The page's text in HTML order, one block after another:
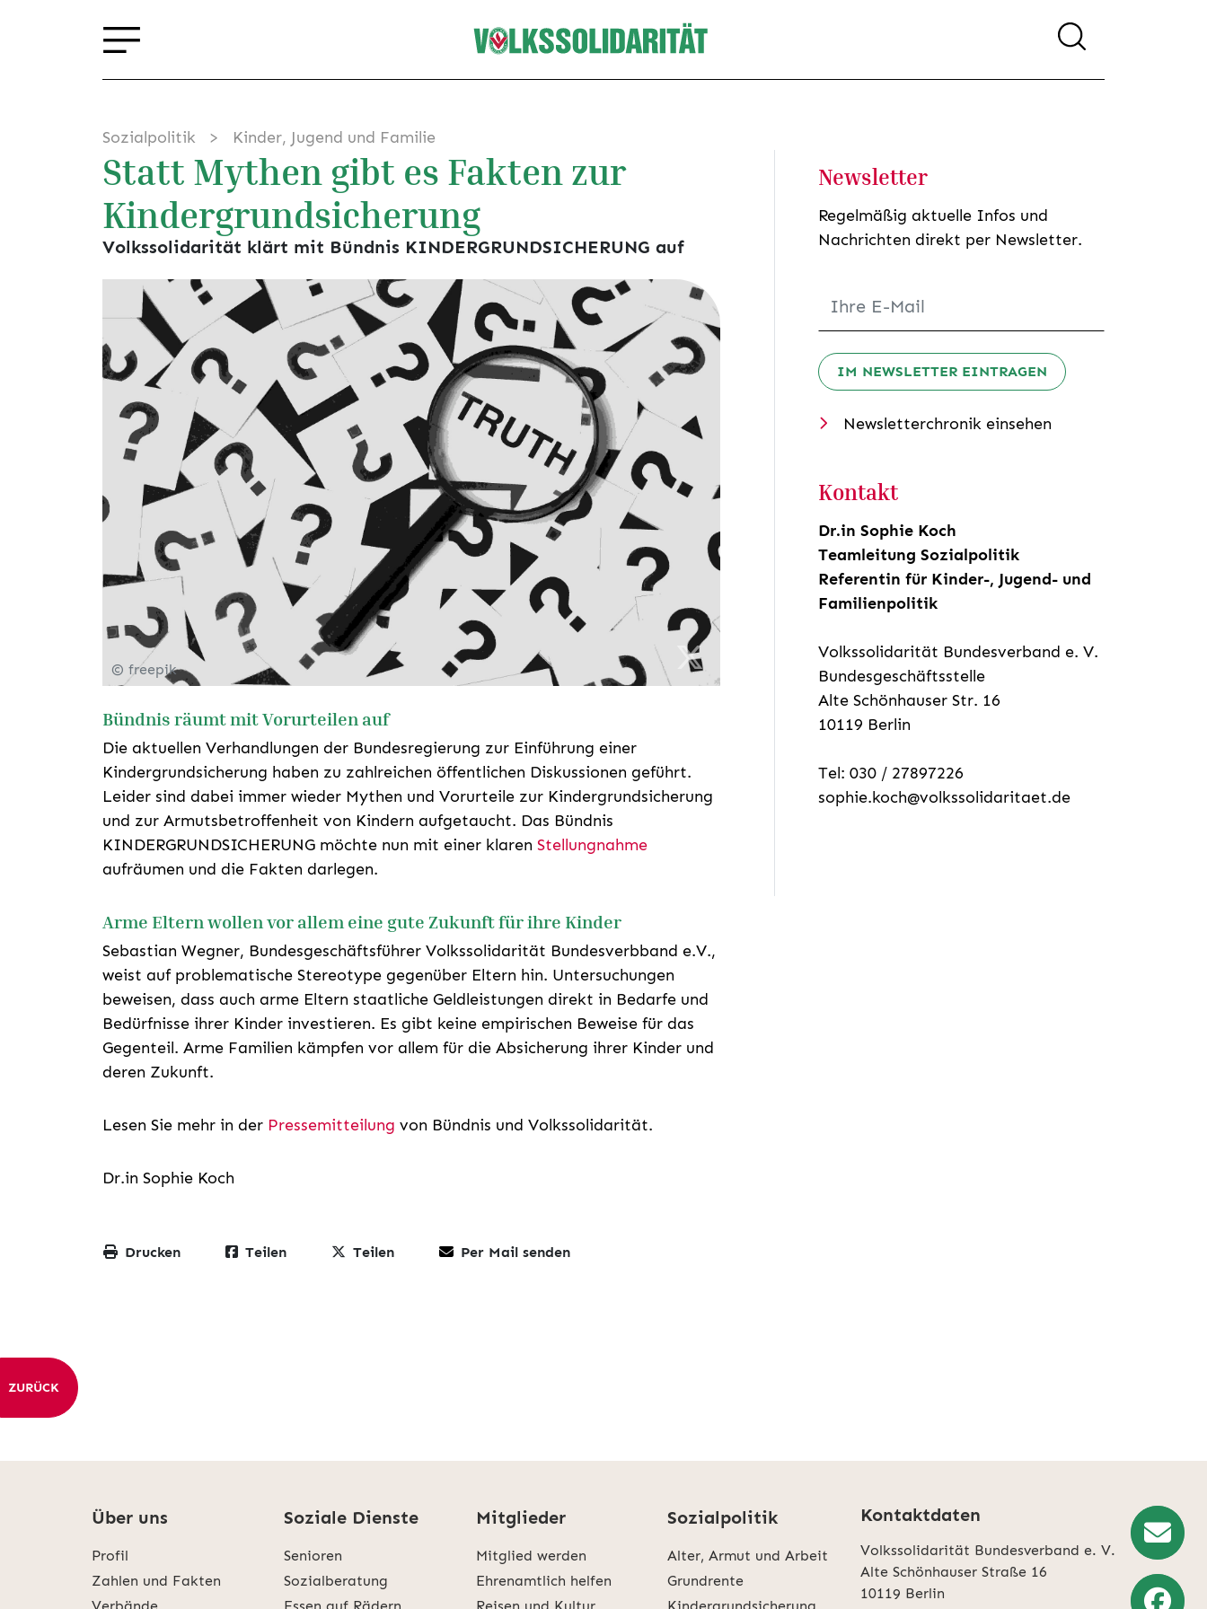
Sozialpolitik Kinder, Jugend und Familie
Statt Mythen gibt es Fakten zur
Kindergrundsicherung
Volkssolidarität klärt mit Bündnis KINDERGRUNDSICHERUNG auf
© freepik
Bündnis räumt mit Vorurteilen auf
Die aktuellen Verhandlungen der Bundesregierung zur Einführung einer
Kindergrundsicherung haben zu zahlreichen öffentlichen Diskussionen geführt.
Leider sind dabei immer wieder Mythen und Vorurteile zur Kindergrundsicherung
und zur Armutsbetroffenheit von Kindern aufgetaucht. Das Bündnis
KINDERGRUNDSICHERUNG möchte nun mit einer klaren Stellungnahme
aufräumen und die Fakten darlegen.
Arme Eltern wollen vor allem eine gute Zukunft für ihre Kinder
Sebastian Wegner, Bundesgeschäftsführer Volkssolidarität Bundesverbband e.V.,
weist auf problematische Stereotype gegenüber Eltern hin. Untersuchungen
beweisen, dass auch arme Eltern staatliche Geldleistungen direkt in Bedarfe und
Bedürfnisse ihrer Kinder investieren. Es gibt keine empirischen Beweise für das
Gegenteil. Arme Familien kämpfen vor allem für die Absicherung ihrer Kinder und
deren Zukunft.
Lesen Sie mehr in der Pressemitteilung von Bündnis und Volkssolidarität.
Dr.in Sophie Koch
Drucken Teilen Teilen Per Mail senden
Newsletter
Regelmäßig aktuelle Infos und
Nachrichten direkt per Newsletter.
IM NEWSLETTER EINTRAGEN
Newsletterchronik einsehen
Kontakt
Dr.in Sophie Koch
Teamleitung Sozialpolitik
Referentin für Kinder-, Jugend- und
Familienpolitik
Volkssolidarität Bundesverband e. V.
Bundesgeschäftsstelle
Alte Schönhauser Str. 16
10119 Berlin
Tel: 030 / 27897226
sophie.koch@volkssolidaritaet.de
ZURÜCK
Über uns
Profil
Zahlen und Fakten
Soziale Dienste
Senioren
Sozialberatung
Mitglieder
Mitglied werden
Ehrenamtlich helfen
Sozialpolitik
Alter, Armut und Arbeit
Grundrente
Kontaktdaten
Volkssolidarität Bundesverband e. V.
Alte Schönhauser Straße 16
10119 Berlin